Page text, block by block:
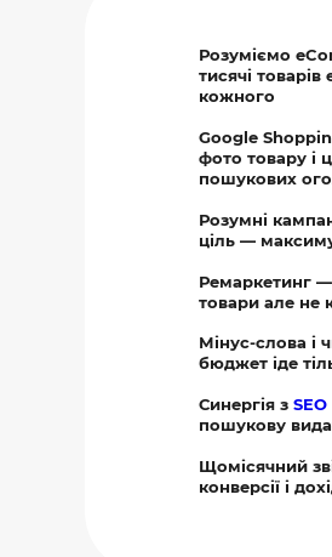
Розуміємо
тисячі
кожного
Google
фото товару і
пошукових
Розумні
ціль —
Ремаркетинг
товари але не
Мінус-слова і
бюджет іде
Синергія з
пошукову
Щомісячний
конверсії і